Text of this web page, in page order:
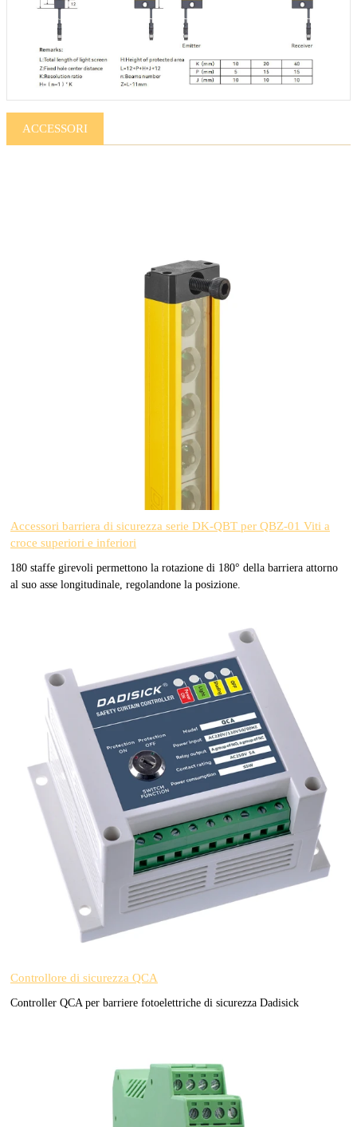
ACCESSORI
Accessori barriera di sicurezza serie DK-QBT per QBZ-01 Viti a
croce superiori e inferiori
180 staffe girevoli permettono la rotazione di 180° della barriera attorno
al suo asse longitudinale, regolandone la posizione.
Controllore di sicurezza QCA
Controller QCA per barriere fotoelettriche di sicurezza Dadisick